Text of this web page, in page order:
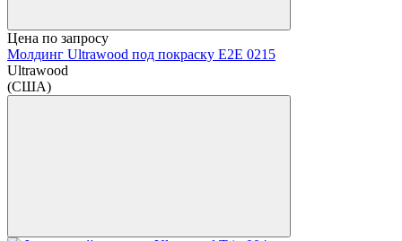
Цена по запросу
Молдинг Ultrawood под покраску E2E 0215
Ultrawood
(США)